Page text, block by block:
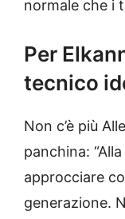
normale che i
Per
tecnico
Non c’è più
panchina:
approcciare
generazione.